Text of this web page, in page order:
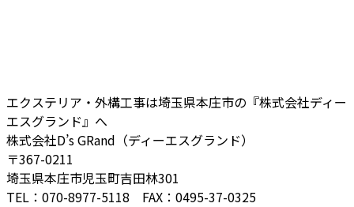
エクステリア・外構工事は埼玉県本庄市の『株式会社ディー
エスグランド』へ
株式会社D’s GRand（ディーエスグランド）
〒367-0211
埼玉県本庄市児玉町吉田林301
TEL：070-8977-5118 FAX：0495-37-0325